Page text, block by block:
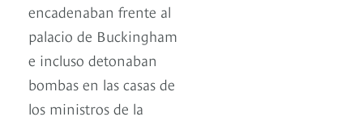
encadenaban frente al
palacio de Buckingham
e incluso detonaban
bombas en las casas de
los ministros de la